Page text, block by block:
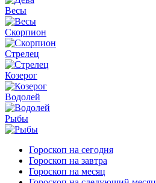
Весы
Скорпион
Стрелец
Козерог
Водолей
Рыбы
Гороскоп на сегодня
Гороскоп на завтра
Гороскоп на месяц